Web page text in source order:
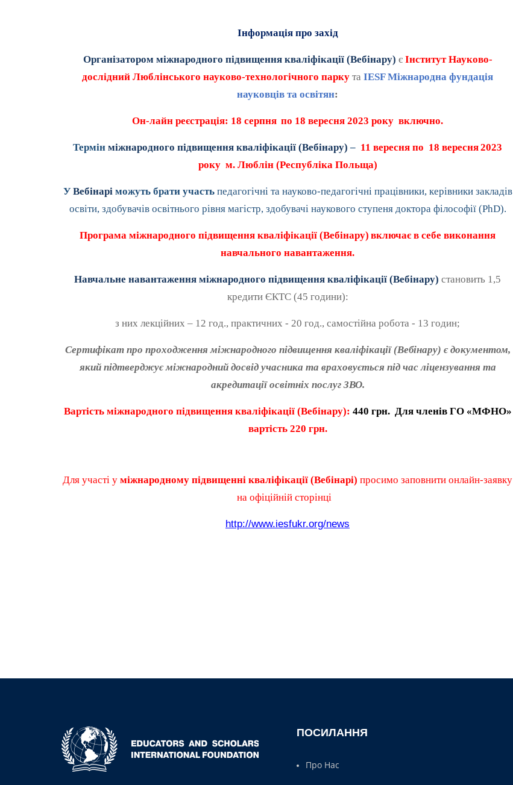
Інформація про захід
Організатором міжнародного підвищення кваліфікації (Вебінару) є Інститут Науково-
дослідний Люблінського науково-технологічного парку та IESF Міжнародна фундація
науковців та освітян:
Он-лайн реєстрація: 18 серпня по 18 вересня 2023 року включно.
Термін міжнародного підвищення кваліфікації (Вебінару)– 11 вересня по 18 вересня2023
року м. Люблін (Республіка Польща)
У Вебінаріможуть брати участьпедагогічні та науково-педагогічні працівники, керівники закладів
освіти, здобувачів освітнього рівня магістр, здобувачі наукового ступеня доктора філософії (PhD).
Програма міжнародного підвищення кваліфікації (Вебінару) включає в себе виконання
навчального навантаження.
Навчальне навантаження міжнародного підвищення кваліфікації (Вебінару) становить 1,5
кредити ЄКТС (45 години):
з них лекційних – 12 год., практичних - 20 год., самостійна робота - 13 годин;
Сертифікат про проходження міжнародного підвищення кваліфікації (Вебінару) є документом,
який підтверджує міжнародний досвід учасника та враховується під час ліцензування та
акредитації освітніх послуг ЗВО.
Вартість міжнародного підвищення кваліфікації (Вебінару): 440 грн. Для членів ГО «МФНО»
вартість 220 грн.
Для участі у міжнародному підвищенні кваліфікації (Вебінарі) просимо заповнити онлайн-заявку
на офіційній сторінці
http://www.iesfukr.org/news
ПОСИЛАННЯ
Про Нас